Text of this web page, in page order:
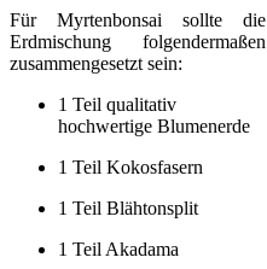
Für Myrtenbonsai sollte die
Erdmischung folgendermaßen
zusammengesetzt sein:
1 Teil qualitativ
hochwertige Blumenerde
1 Teil Kokosfasern
1 Teil Blähtonsplit
1 Teil Akadama